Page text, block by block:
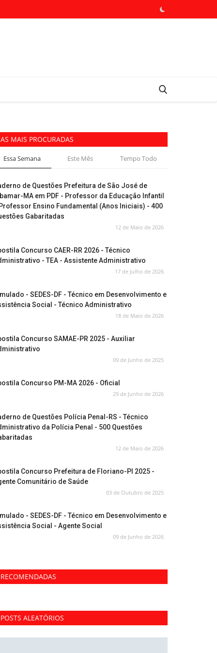
AS MAIS PROCURADAS
Essa Semana Este Mês Tempo Todo
de Questões Prefeitura de São José de
MA em PDF - Professor da Educação Infantil
Ensino Fundamental (Anos Iniciais) - 400
Gabaritadas
12 de Maio de 2026
Concurso CAER-RR 2026 - Técnico
- TEA - Assistente Administrativo
17 de Julho de 2026
- SEDES-DF - Técnico em Desenvolvimento e
Social - Técnico Administrativo
18 de Maio de 2026
Concurso SAMAE-PR 2025 - Auxiliar
09 de Junho de 2025
Concurso PM-MA 2026 - Oficial
29 de Junho de 2026
de Questões Polícia Penal-RS - Técnico
da Polícia Penal - 500 Questões
12 de Maio de 2026
Concurso Prefeitura de Floriano-PI 2025 -
Comunitário de Saúde
03 de Outubro de 2025
- SEDES-DF - Técnico em Desenvolvimento e
Social - Agente Social
09 de Junho de 2026
RECOMENDADAS
POSTS ALEATÓRIOS